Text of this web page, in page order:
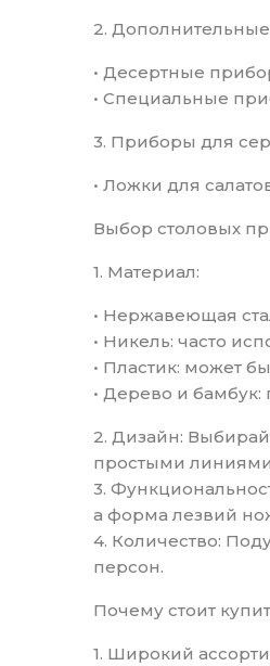
2.
• Десертные
• Специальные
3. Приборы для
• Ложки для
Выбор столовых
1. Материал:
• Нержавеющая
• Никель: часто
• Пластик: может
• Дерево и бамбук:
2. Дизайн:
простыми
3.
а форма лезвий
4. Количество:
персон.
Почему стоит
1. Широкий